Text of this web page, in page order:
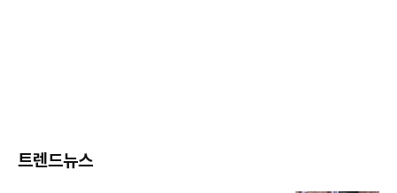
트렌드뉴스